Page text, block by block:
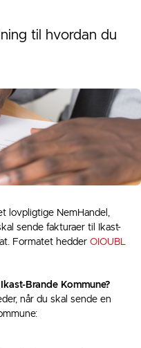
til hvordan du
lovpligtige NemHandel,
sende fakturaer til Ikast-
Formatet hedder OIOUBL
Brande Kommune?
når du skal sende en